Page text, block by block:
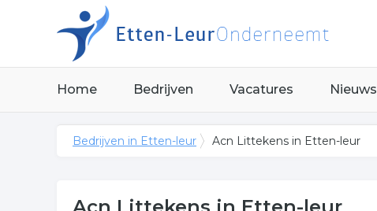
Home Bedrijven Vacatures Nieuws
Bedrijven in Etten-leur Acn Littekens in Etten-leur